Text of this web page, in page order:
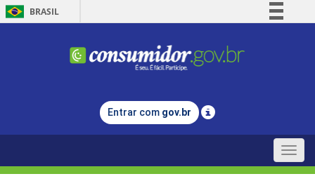
BRASIL
Comunica BR
Legislação
Entrar com gov.br
Toggle